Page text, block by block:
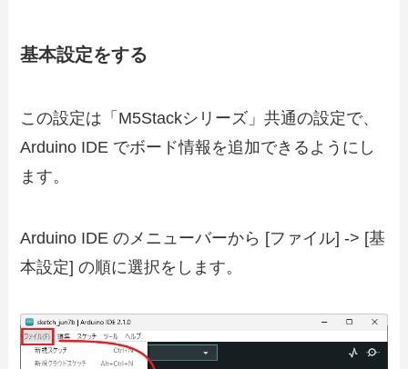
基本設定をする
この設定は「M5Stackシリーズ」共通の設定で、
Arduino IDE でボード情報を追加できるようにし
ます。
Arduino IDE のメニューバーから [ファイル] -> [基
本設定] の順に選択をします。